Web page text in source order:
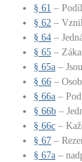
§ 61 – Podíl
§ 62 –
§ 64 –
§ 65 –
§ 65a –
§ 66 –
§ 66a –
§ 66b –
§ 66c –
§ 67 –
§ 67a –